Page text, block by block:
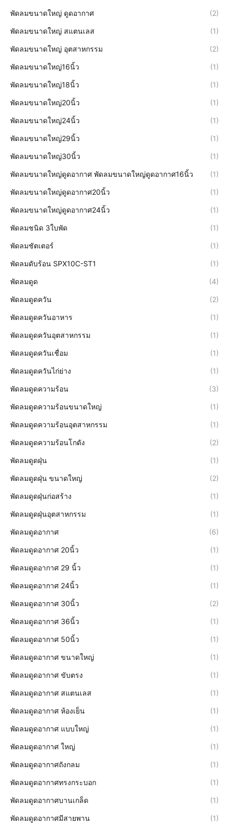
พัดลมขนาดใหญ่ ดูดอากาศ (2)
พัดลมขนาดใหญ่ สแตนเลส (1)
พัดลมขนาดใหญ่ อุตสาหกรรม (2)
พัดลมขนาดใหญ่16นิ้ว (1)
พัดลมขนาดใหญ่18นิ้ว (1)
พัดลมขนาดใหญ่20นิ้ว (1)
พัดลมขนาดใหญ่24นิ้ว (1)
พัดลมขนาดใหญ่29นิ้ว (1)
พัดลมขนาดใหญ่30นิ้ว (1)
พัดลมขนาดใหญ่ดูดอากาศ พัดลมขนาดใหญ่ดูดอากาศ16นิ้ว (1)
พัดลมขนาดใหญ่ดูดอากาศ20นิ้ว (1)
พัดลมขนาดใหญ่ดูดอากาศ24นิ้ว (1)
พัดลมชนิด 3ใบพัด (1)
พัดลมชัตเตอร์ (1)
พัดลมดับร้อน SPX10C-ST1 (1)
พัดลมดูด (4)
พัดลมดูดควัน (2)
พัดลมดูดควันอาหาร (1)
พัดลมดูดควันอุตสาหกรรม (1)
พัดลมดูดควันเชื่อม (1)
พัดลมดูดควันไก่ย่าง (1)
พัดลมดูดความร้อน (3)
พัดลมดูดความร้อนขนาดใหญ่ (1)
พัดลมดูดความร้อนอุตสาหกรรม (1)
พัดลมดูดความร้อนโกดัง (2)
พัดลมดูดฝุ่น (1)
พัดลมดูดฝุ่น ขนาดใหญ่ (2)
พัดลมดูดฝุ่นก่อสร้าง (1)
พัดลมดูดฝุ่นอุตสาหกรรม (1)
พัดลมดูดอากาศ (6)
พัดลมดูดอากาศ 20นิ้ว (1)
พัดลมดูดอากาศ 29 นิ้ว (1)
พัดลมดูดอากาศ 24นิ้ว (1)
พัดลมดูดอากาศ 30นิ้ว (2)
พัดลมดูดอากาศ 36นิ้ว (1)
พัดลมดูดอากาศ 50นิ้ว (1)
พัดลมดูดอากาศ ขนาดใหญ่ (1)
พัดลมดูดอากาศ ขับตรง (1)
พัดลมดูดอากาศ สแตนเลส (1)
พัดลมดูดอากาศ ห้องเย็น (1)
พัดลมดูดอากาศ แบบใหญ่ (1)
พัดลมดูดอากาศ ใหญ่ (1)
พัดลมดูดอากาศถังกลม (1)
พัดลมดูดอากาศทรงกระบอก (1)
พัดลมดูดอากาศบานเกล็ด (1)
พัดลมดูดอากาศมีสายพาน (1)